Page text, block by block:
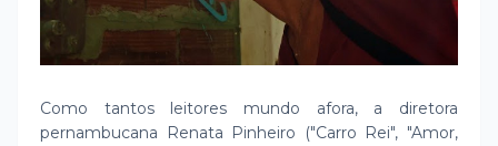
Como tantos leitores mundo afora, a diretora
pernambucana Renata Pinheiro ("Carro Rei", "Amor,